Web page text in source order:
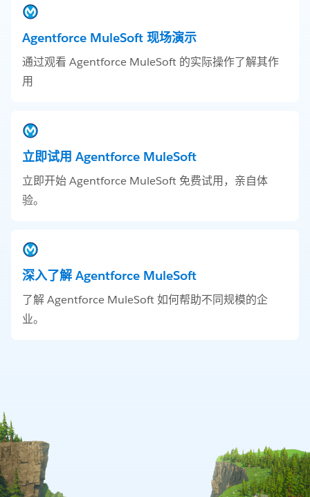
Agentforce MuleSoft 现场演示
通过观看 Agentforce MuleSoft 的实际操作了解其作
用
立即试用 Agentforce MuleSoft
立即开始 Agentforce MuleSoft 免费试用，亲自体
验。
深入了解 Agentforce MuleSoft
了解 Agentforce MuleSoft 如何帮助不同规模的企
业。